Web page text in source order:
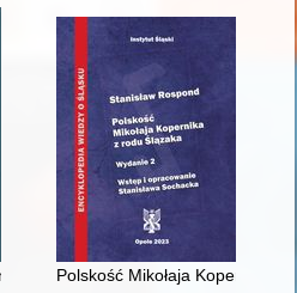
synów szlacheckich w XVI-
Polskość Mikołaja Kopernika z